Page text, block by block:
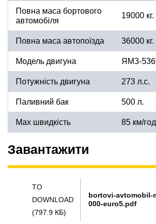
Повна маса бортового
автомобіля
19000 кг.
Повна маса автопоїзда 36000 кг.
Модель двигуна ЯМЗ-
Потужність двигуна 273 л.с.
Паливний бак 500 л.
Max швидкість 85 км/
Завантажити
TO
DOWNLOAD
(797.9 КБ)
bortovi-avtomobil-
000-euro5.pdf